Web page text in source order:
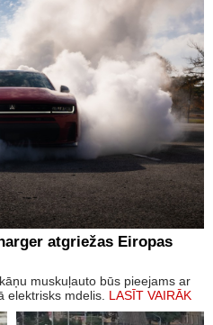
atgriežas Eiropas
muskuļauto būs pieejams ar
elektrisks mdelis. LASĪT VAIRĀK